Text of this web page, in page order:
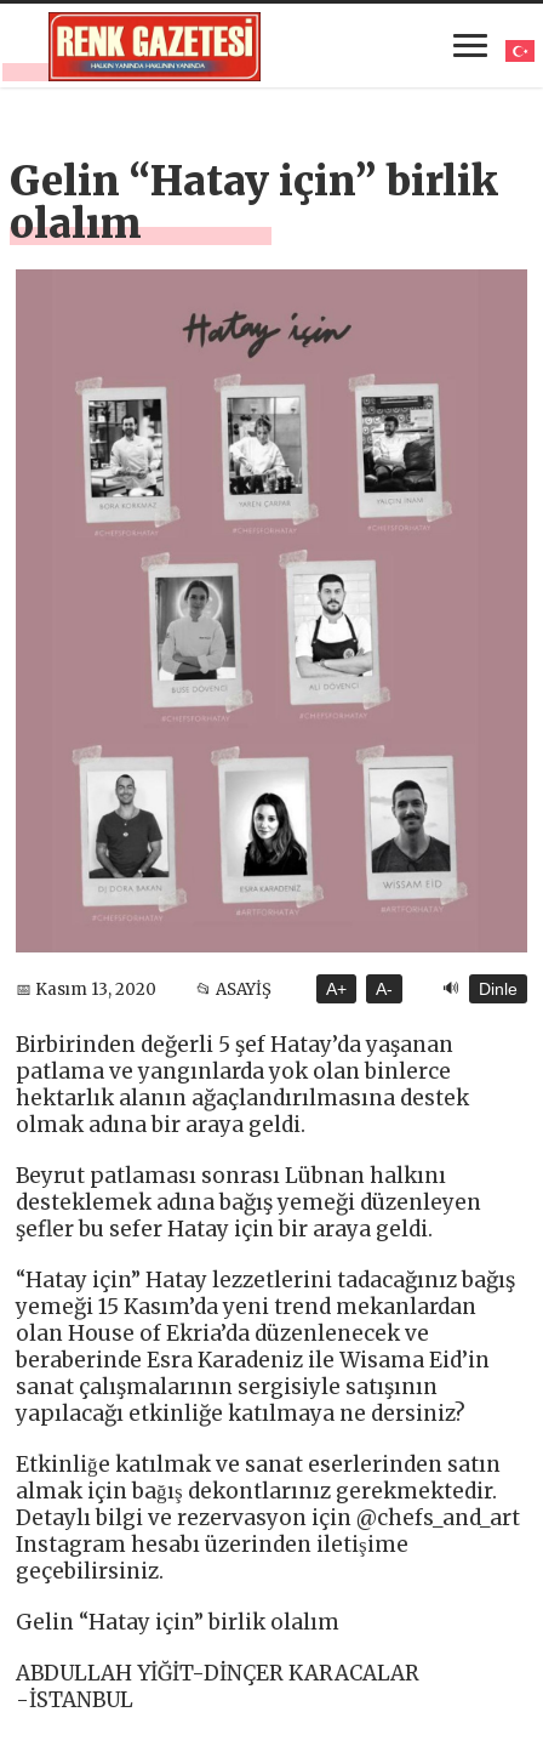
Gelin “Hatay için” birlik
olalım
📅 Kasım 13, 2020 📂 ASAYİŞ A+ A- 🔊 Dinle
Birbirinden değerli 5 şef Hatay’da yaşanan
patlama ve yangınlarda yok olan binlerce
hektarlık alanın ağaçlandırılmasına destek
olmak adına bir araya geldi.
Beyrut patlaması sonrası Lübnan halkını
desteklemek adına bağış yemeği düzenleyen
şefler bu sefer Hatay için bir araya geldi.
“Hatay için” Hatay lezzetlerini tadacağınız bağış
yemeği 15 Kasım’da yeni trend mekanlardan
olan House of Ekria’da düzenlenecek ve
beraberinde Esra Karadeniz ile Wisama Eid’in
sanat çalışmalarının sergisiyle satışının
yapılacağı etkinliğe katılmaya ne dersiniz?
Etkinliğe katılmak ve sanat eserlerinden satın
almak için bağış dekontlarınız gerekmektedir.
Detaylı bilgi ve rezervasyon için @chefs_and_art
Instagram hesabı üzerinden iletişime
geçebilirsiniz.
Gelin “Hatay için” birlik olalım
ABDULLAH YİĞİT-DİNÇER KARACALAR
-İSTANBUL